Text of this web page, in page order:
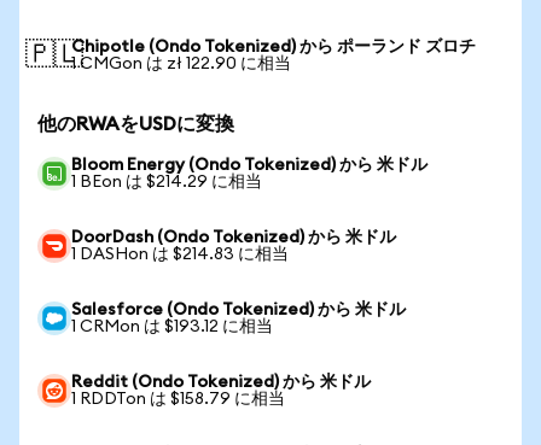
🇵🇱Chipotle (Ondo Tokenized) から ポーランド ズロチ
1 CMGon は zł 122.90 に相当
他のRWAをUSDに変換
Bloom Energy (Ondo Tokenized) から 米ドル
1 BEon は $214.29 に相当
DoorDash (Ondo Tokenized) から 米ドル
1 DASHon は $214.83 に相当
Salesforce (Ondo Tokenized) から 米ドル
1 CRMon は $193.12 に相当
Reddit (Ondo Tokenized) から 米ドル
1 RDDTon は $158.79 に相当